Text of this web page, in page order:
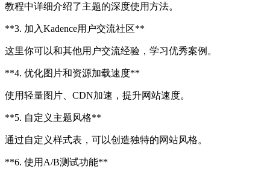
教程中详细介绍了主题的深度使用方法。
**3. 加入Kadence用户交流社区**
这里你可以和其他用户交流经验，学习优秀案例。
**4. 优化图片和资源加载速度**
使用轻量图片、CDN加速，提升网站速度。
**5. 自定义主题风格**
通过自定义样式表，可以创造独特的网站风格。
**6. 使用A/B测试功能**